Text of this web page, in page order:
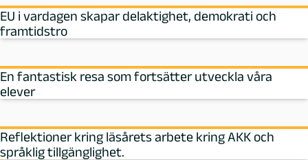
EU i vardagen skapar delaktighet, demokrati och
framtidstro
En fantastisk resa som fortsätter utveckla våra
elever
Reflektioner kring läsårets arbete kring AKK och
språklig tillgänglighet.